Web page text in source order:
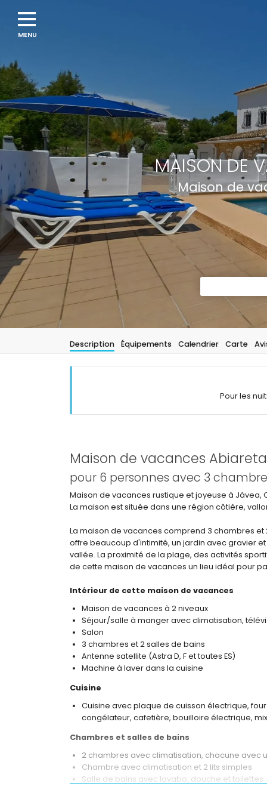
MAISON DE
Maison de
Description Équipements Calendrier Carte
Pour les
Maison de vacances
pour 6 personnes avec 3
Maison de vacances rustique et joyeuse à Jávea,
La maison est située dans une région côtière,
La maison de vacances comprend 3 chambres
offre beaucoup d'intimité, un jardin avec gravier
vallée. La proximité de la plage, des activités
de cette maison de vacances un lieu idéal pour
Intérieur de cette maison de vacances
Maison de vacances à 2 niveaux
Séjour/salle à manger avec climatisation,
Salon
3 chambres et 2 salles de bains
Antenne satellite (Astra D, F et toutes ES)
Machine à laver dans la cuisine
Cuisine
Cuisine avec plaque de cuisson électrique,
congélateur, cafetière, bouilloire électrique,
Chambres et salles de bains
2 chambres avec climatisation, chacune avec
Chambre avec climatisation et 2 lits simples
Salle de bains avec lavabo, douche et toilettes
Navigation
menu